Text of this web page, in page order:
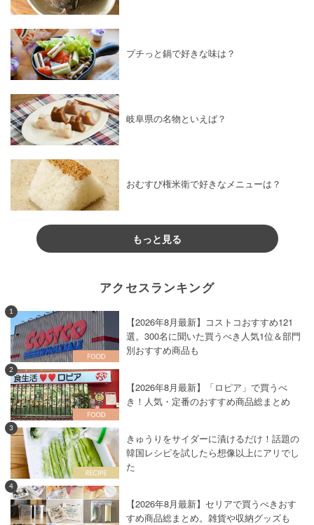
プチっと鍋で好きな味は？
岐阜県の名物といえば？
おむすび権米衛で好きなメニューは？
もっと見る
アクセスランキング
1
【2026年8月最新】コストコおすすめ121
選。300名に聞いた買うべき人気1位＆部門
別おすすめ商品も
2
【2026年8月最新】「ロピア」で買うべ
き！人気・定番のおすすめ商品総まとめ
3
きゅうりをサイダーに漬けるだけ！話題の
韓国レシピを試したら想像以上にアリでし
た
4
【2026年8月最新】セリアで買うべきおす
すめ商品総まとめ。雑貨や収納グッズも